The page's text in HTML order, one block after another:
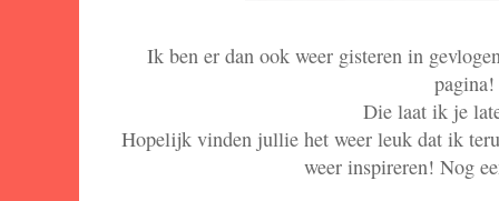
Ik ben er dan ook weer gisteren in
Die laat ik je
Hopelijk vinden jullie het weer leuk dat ik
weer inspireren! Nog